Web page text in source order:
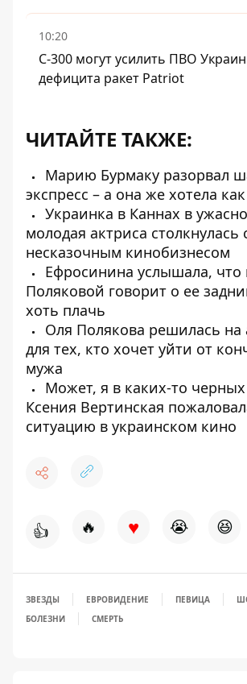
10:20
С-300 могут усилить ПВО
дефицита ракет Patriot
ЧИТАЙТЕ ТАКЖЕ:
Марию Бурмаку разорвал
экспресс – а она же хотела
Украинка в Каннах в
молодая актриса столкнулась
несказочным кинобизнесом
Ефросинина услышала, что
Поляковой говорит о ее
хоть плачь
Оля Полякова решилась на
для тех, кто хочет уйти от
мужа
Может, я в каких-то черных
Ксения Вертинская
ситуацию в украинском кино
👍 🔥 ♥ 😭 😆
ЗВЕЗДЫ ЕВРОВИДЕНИЕ ПЕВИЦА
БОЛЕЗНИ
СМЕРТЬ